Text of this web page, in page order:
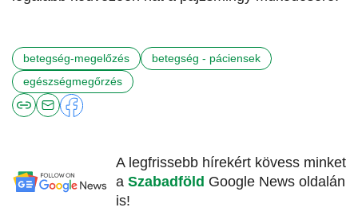
betegség-megelőzés
betegség - páciensek
egészségmegőrzés
A legfrissebb hírekért kövess minket
a Szabadföld Google News oldalán
is!